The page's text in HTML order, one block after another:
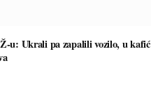
u: Ukrali pa zapalili vozilo, u kafić